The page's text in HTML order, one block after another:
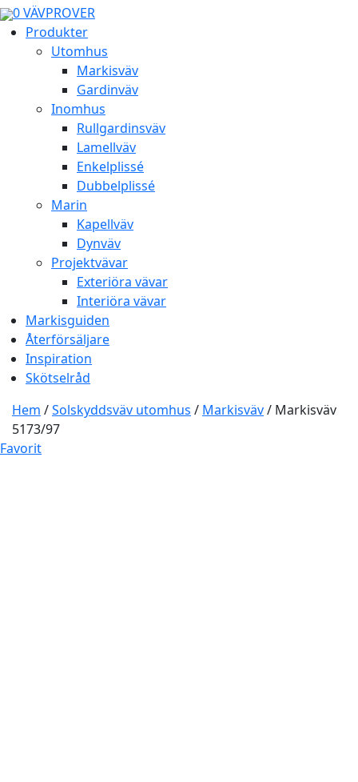
0VÄVPROVER
Produkter
Utomhus
Markisväv
Gardinväv
Inomhus
Rullgardinsväv
Lamellväv
Enkelplissé
Dubbelplissé
Marin
Kapellväv
Dynväv
Projektvävar
Exteriöra vävar
Interiöra vävar
Markisguiden
Återförsäljare
Inspiration
Skötselråd
Hem /Solskyddsväv utomhus / Markisväv/ Markisväv
5173/97
Favorit